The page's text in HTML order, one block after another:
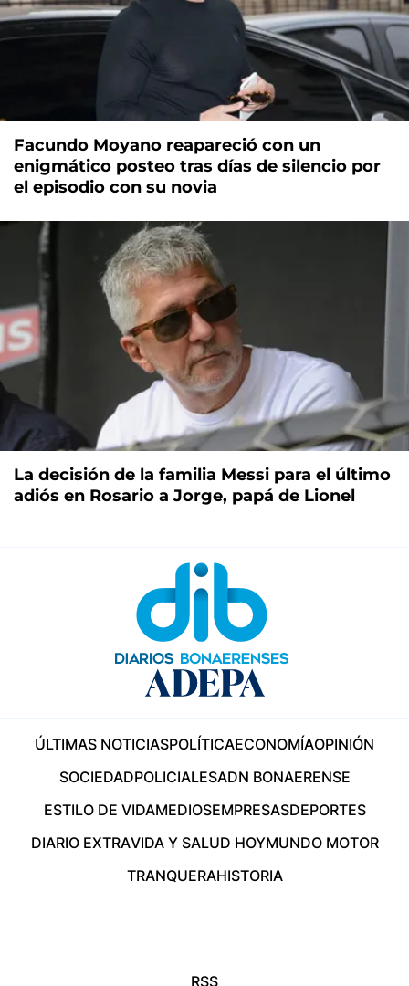
Facundo Moyano reapareció con un
enigmático posteo tras días de silencio por
el episodio con su novia
La decisión de la familia Messi para el último
adiós en Rosario a Jorge, papá de Lionel
ÚLTIMAS NOTICIASPOLÍTICAECONOMÍAOPINIÓN
SOCIEDADPOLICIALESADN BONAERENSE
ESTILO DE VIDAMEDIOSEMPRESASDEPORTES
DIARIO EXTRAVIDA Y SALUD HOYMUNDO MOTOR
TRANQUERAHISTORIA
RSS